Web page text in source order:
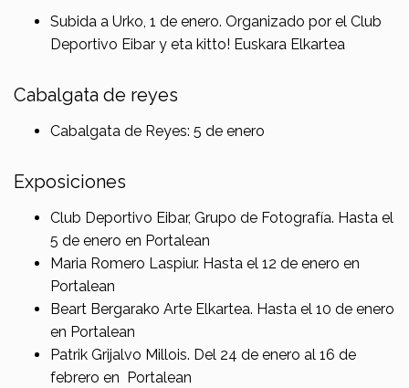
Subida a Urko, 1 de enero. Organizado por el Club
Deportivo Eibar y eta kitto! Euskara Elkartea
Cabalgata de reyes
Cabalgata de Reyes: 5 de enero
Exposiciones
Club Deportivo Eibar, Grupo de Fotografía. Hasta el
5 de enero en Portalean
Maria Romero Laspiur. Hasta el 12 de enero en
Portalean
Beart Bergarako Arte Elkartea. Hasta el 10 de enero
en Portalean
Patrik Grijalvo Millois. Del 24 de enero al 16 de
febrero en Portalean